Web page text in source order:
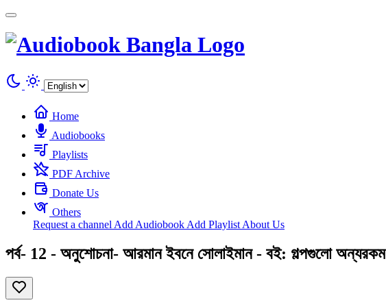
Home
Audiobooks
Playlists
PDF Archive
Donate Us
Others
Request a channel Add Audiobook Add Playlist About Us
পর্ব- 12 - অনুশোচনা- আরমান ইবনে সোলাইমান - বই: গল্পগুলো অন্যরকম